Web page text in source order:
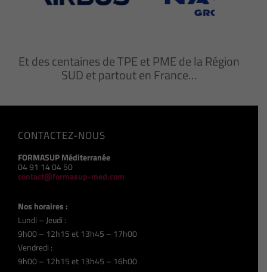
Et des centaines de TPE et PME de la Région
SUD et partout en France…
CONTACTEZ-NOUS
FORMASUP Méditerranée
04 91 14 04 50
contact@formasup-med.com
Nos horaires :
Lundi – Jeudi :
9h00 – 12h15 et 13h45 – 17h00
Vendredi :
9h00 – 12h15 et 13h45 – 16h00